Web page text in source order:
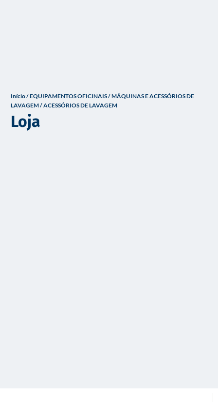
Início/EQUIPAMENTOS OFICINAIS/MÁQUINAS E ACESSÓRIOS DE
LAVAGEM/ ACESSÓRIOS DE LAVAGEM
Loja